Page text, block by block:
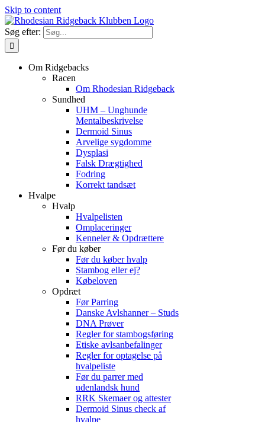
Skip to content
Søg efter:
Om Ridgebacks
Racen
Om Rhodesian Ridgeback
Sundhed
UHM – Unghunde
Mentalbeskrivelse
Dermoid Sinus
Arvelige sygdomme
Dysplasi
Falsk Drægtighed
Fodring
Korrekt tandsæt
Hvalpe
Hvalp
Hvalpelisten
Omplaceringer
Kenneler & Opdrættere
Før du køber
Før du køber hvalp
Stambog eller ej?
Købeloven
Opdræt
Før Parring
Danske Avlshanner – Studs
DNA Prøver
Regler for stambogsføring
Etiske avlsanbefalinger
Regler for optagelse på
hvalpeliste
Før du parrer med
udenlandsk hund
RRK Skemaer og attester
Dermoid Sinus check af
hvalpe